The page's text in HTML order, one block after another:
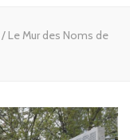
/ Le Mur des Noms de